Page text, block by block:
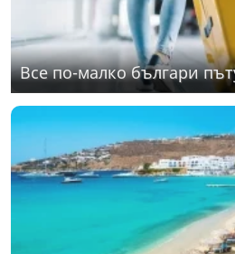
Все по-малко българи